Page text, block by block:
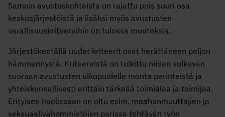
Samoin avustuskohteista on rajattu pois suuri osa
keskusjärjestöistä ja lisäksi myös avustusten
varallisuuskriteereihin on tulossa muutoksia.
Järjestökentällä uudet kriteerit ovat herättäneen paljon
hämmennystä. Kriteereistä on tulkittu niiden sulkevan
suoraan avustusten ulkopuolelle monta perinteistä ja
yhteiskunnallisesti erittäin tärkeää toimialaa ja toimijaa.
Erityisen huolissaan on oltu esim. maahanmuuttajien ja
seksuaalivähemmistöjen parissa tehtävän työn